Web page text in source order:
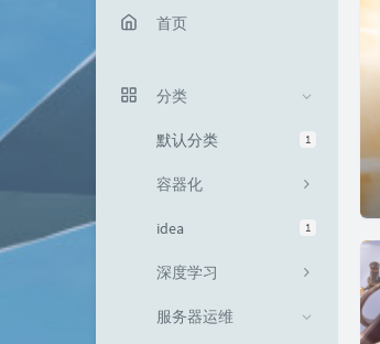
首页
分类
1
默认分类
容器化
1
idea
深度学习
服务器运维